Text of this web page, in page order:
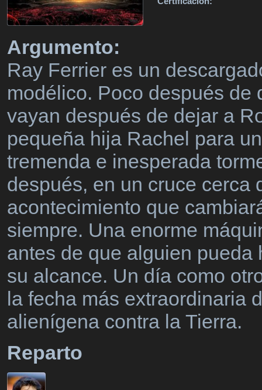
Argumento:
Ray Ferrier es un
modélico. Poco después de
vayan después de dejar a
pequeña hija Rachel para
tremenda e inesperada
después, en un cruce cerca
acontecimiento que
siempre. Una enorme
antes de que alguien
su alcance. Un día como
la fecha más extraordinaria
alienígena contra la Tierra.
Reparto